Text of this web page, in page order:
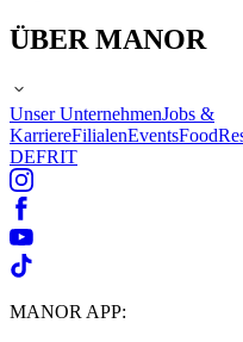
ÜBER MANOR
Unser UnternehmenJobs &
KarriereFilialenEventsFood
DEFRIT
MANOR APP: